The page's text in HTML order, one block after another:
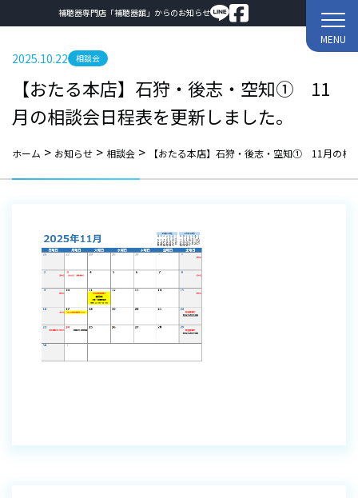
補聴器専門店「補聴器舘」からのお知らせ
MENU
2025.10.22 相談会
【おたる本店】石狩・後志・空知① 11
月の相談会日程表を更新しました。
ホーム > お知らせ > 相談会 > 【おたる本店】石狩・後志・空知① 11月の相